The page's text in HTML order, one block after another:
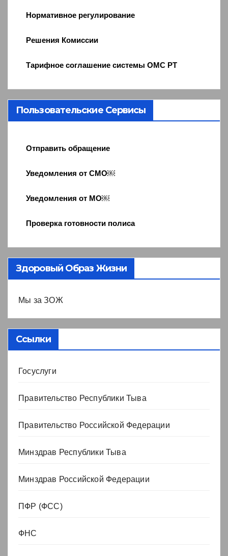
Нормативное регулирование
Решения Комиссии
Тарифное соглашение системы ОМС РТ
Пользовательские Сервисы
Отправить обращение
Уведомления от СМО￼
Уведомления от МО￼
Проверка готовности полиса
Здоровый Образ Жизни
Мы за ЗОЖ
Ссылки
Госуслуги
Правительство Республики Тыва
Правительство Российской Федерации
Минздрав Республики Тыва
Минздрав Российской Федерации
ПФР (ФСС)
ФНС